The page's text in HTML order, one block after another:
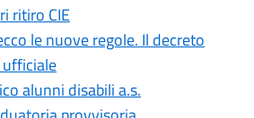
ritiro CIE
le nuove regole. Il decreto
ufficiale
alunni disabili a.s.